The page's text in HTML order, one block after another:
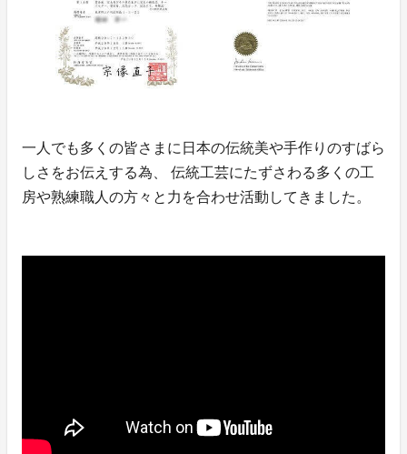
一人でも多くの皆さまに日本の伝統美や手作りのすばら
しさをお伝えする為、 伝統工芸にたずさわる多くの工
房や熟練職人の方々と力を合わせ活動してきました。